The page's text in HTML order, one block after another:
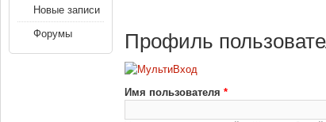
Профиль
Имя пользователя *
Новые записи
Форумы